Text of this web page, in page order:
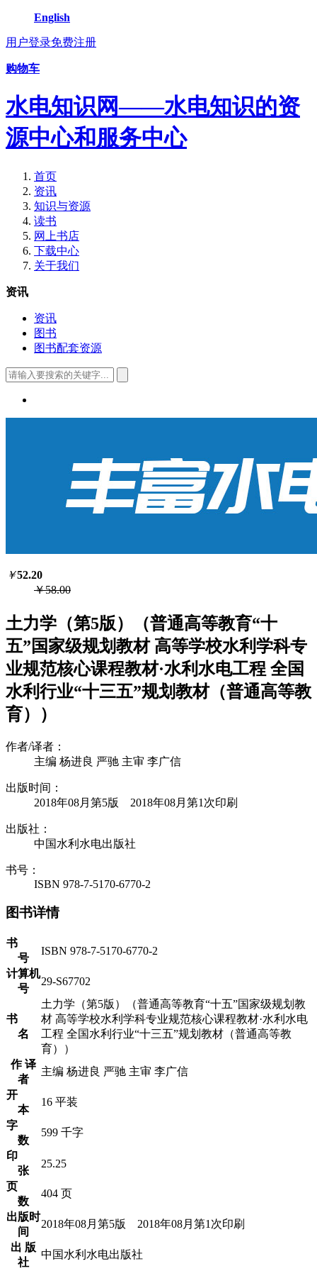
English
用户登录免费注册
购物车
水电知识网——水电知识的资
源中心和服务中心
首页
资讯
知识与资源
读书
网上书店
下载中心
关于我们
资讯
资讯
图书
图书配套资源
￥52.20
￥58.00
土力学（第5版）（普通高等教育“十
五”国家级规划教材 高等学校水利学科专
业规范核心课程教材·水利水电工程 全国
水利行业“十三五”规划教材（普通高等教
育））
作者/译者：
主编 杨进良 严驰 主审 李广信
出版时间：
2018年08月第5版 2018年08月第1次印刷
出版社：
中国水利水电出版社
书号：
ISBN 978-7-5170-6770-2
图书详情
书
号
ISBN 978-7-5170-6770-2
计算机
号
29-S67702
书
名
土力学（第5版）（普通高等教育“十五”国家级规划教
材 高等学校水利学科专业规范核心课程教材·水利水电
工程 全国水利行业“十三五”规划教材（普通高等教
育））
作 译
者
主编 杨进良 严驰 主审 李广信
开
本
16 平装
字
数
599 千字
印
张
25.25
页
数
404 页
出版时
间
2018年08月第5版 2018年08月第1次印刷
出 版
社
中国水利水电出版社